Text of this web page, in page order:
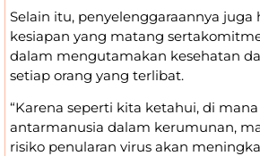
Selain itu, penyelenggaraannya juga
kesiapan yang matang
dalam mengutamakan kesehatan
setiap orang yang terlibat.
“Karena seperti kita ketahui, di
antarmanusia dalam kerumunan,
risiko penularan virus akan